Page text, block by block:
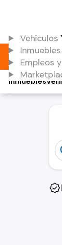
Vehículos
Empleos
Inmuebles